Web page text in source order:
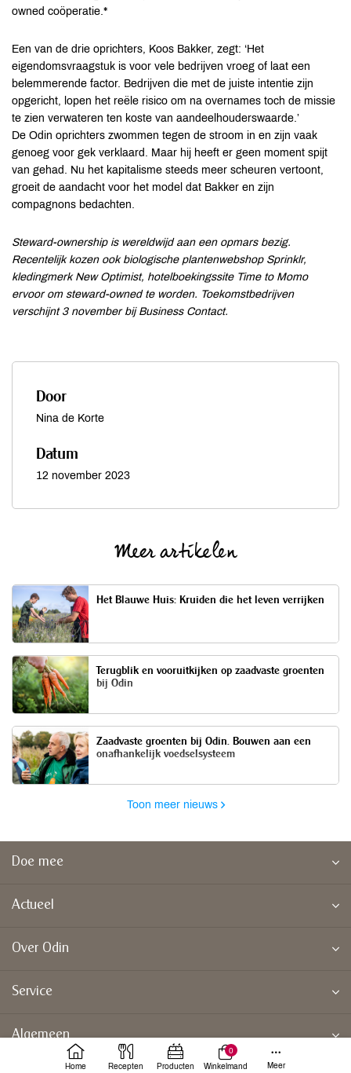
owned coöperatie.*
Een van de drie oprichters, Koos Bakker, zegt: ‘Het
eigendomsvraagstuk is voor vele bedrijven vroeg of laat een
belemmerende factor. Bedrijven die met de juiste intentie zijn
opgericht, lopen het reële risico om na overnames toch de missie
te zien verwateren ten koste van aandeelhouderswaarde.’
De Odin oprichters zwommen tegen de stroom in en zijn vaak
genoeg voor gek verklaard. Maar hij heeft er geen moment spijt
van gehad. Nu het kapitalisme steeds meer scheuren vertoont,
groeit de aandacht voor het model dat Bakker en zijn
compagnons bedachten.
Steward-ownership is wereldwijd aan een opmars bezig.
Recentelijk kozen ook biologische plantenwebshop Sprinklr,
kledingmerk New Optimist, hotelboekingssite Time to Momo
ervoor om steward-owned te worden. Toekomstbedrijven
verschijnt 3 november bij Business Contact.
Door
Nina de Korte
Datum
12 november 2023
Meer artikelen
Het Blauwe Huis: Kruiden die het leven verrijken
Terugblik en vooruitkijken op zaadvaste groenten
bij Odin
Zaadvaste groenten bij Odin. Bouwen aan een
onafhankelijk voedselsysteem
Toon meer nieuws
Doe mee
Actueel
Over Odin
Service
Algemeen
Home Recepten Producten
0
Winkelmand
Meer